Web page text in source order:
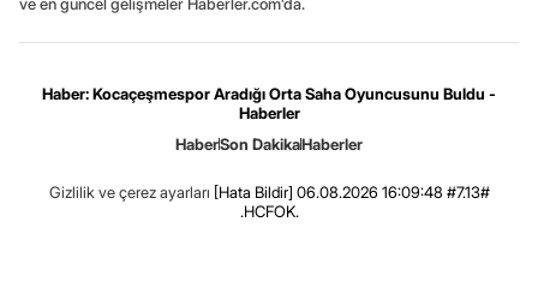
ve en güncel gelişmeler Haberler.com’da.
Haber: Kocaçeşmespor Aradığı Orta Saha Oyuncusunu Buldu -
Haberler
HaberSon DakikaHaberler
Gizlilik ve çerez ayarları [Hata Bildir] 06.08.2026 16:09:48 #7.13#
.HCFOK.